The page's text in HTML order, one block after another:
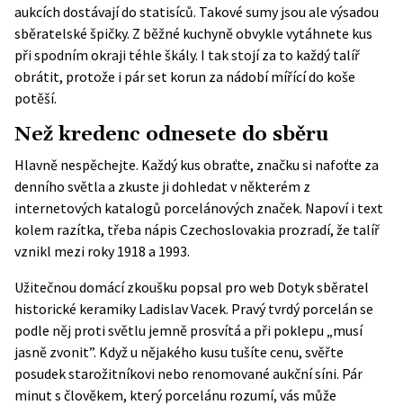
aukcích dostávají do statisíců. Takové sumy jsou ale výsadou
sběratelské špičky. Z běžné kuchyně obvykle vytáhnete kus
při spodním okraji téhle škály. I tak stojí za to každý talíř
obrátit, protože i pár set korun za nádobí mířící do koše
potěší.
Než kredenc odnesete do sběru
Hlavně nespěchejte. Každý kus obraťte, značku si nafoťte za
denního světla a zkuste ji dohledat v některém z
internetových katalogů porcelánových značek. Napoví i text
kolem razítka, třeba nápis Czechoslovakia prozradí, že talíř
vznikl mezi roky 1918 a 1993.
Užitečnou domácí zkoušku popsal pro web Dotyk sběratel
historické keramiky Ladislav Vacek. Pravý tvrdý porcelán se
podle něj proti světlu jemně prosvítá a při poklepu „musí
jasně zvonit”. Když u nějakého kusu tušíte cenu, svěřte
posudek starožitníkovi nebo renomované aukční síni. Pár
minut s člověkem, který porcelánu rozumí, vás může